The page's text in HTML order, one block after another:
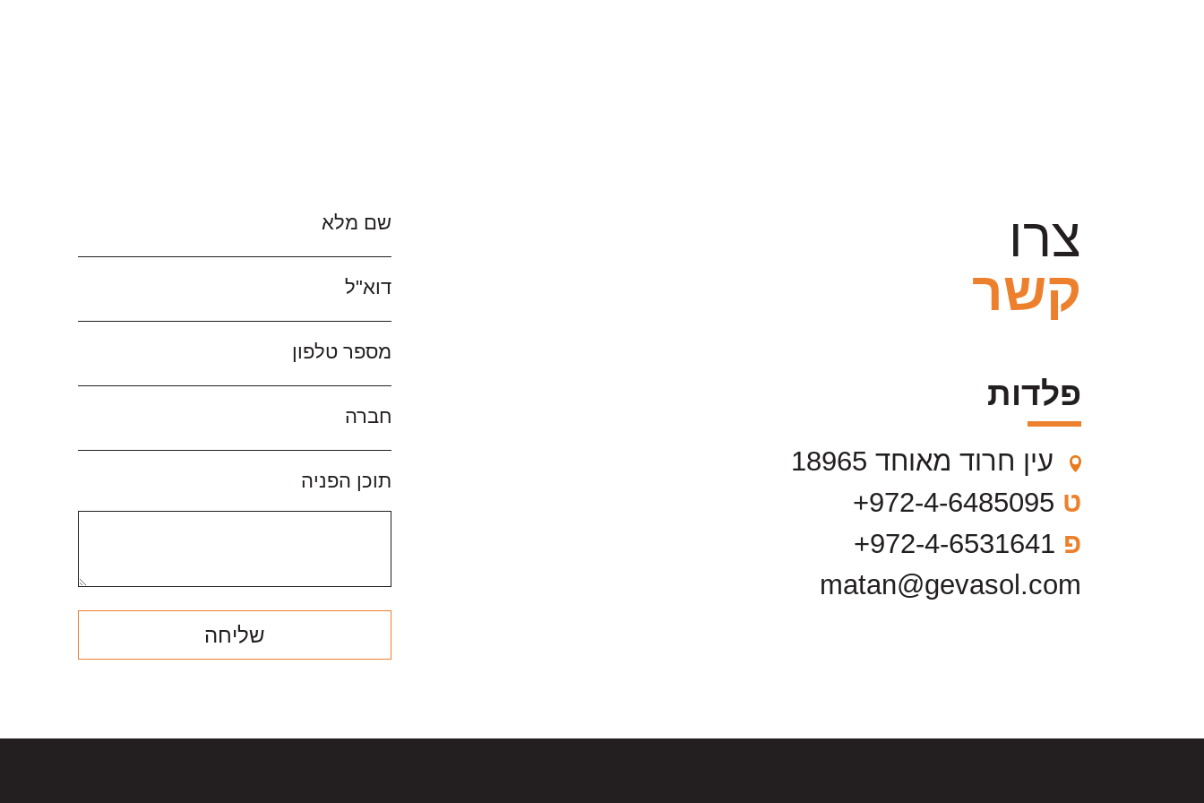
צרו
קשר
פלדות
עין חרוד מאוחד 18965
ט 972-4-6485095+
פ 972-4-6531641+
matan@gevasol.com
שם מלא
דוא"ל
מספר טלפון
חברה
תוכן הפניה